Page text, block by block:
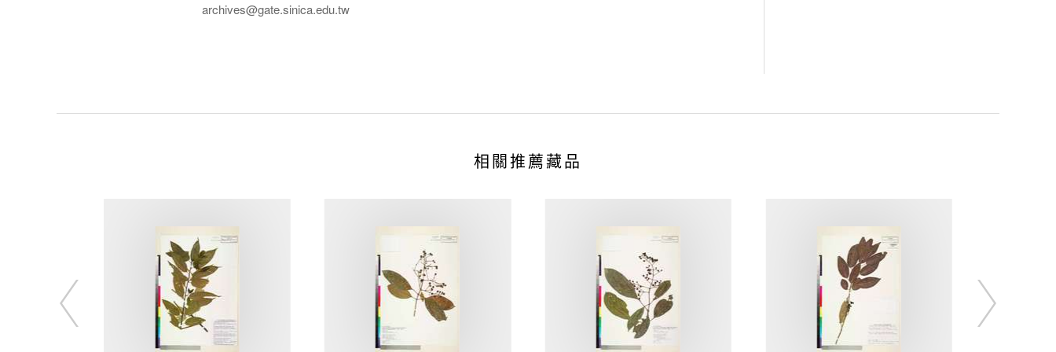
archives@gate.sinica.edu.tw
相關推薦藏品